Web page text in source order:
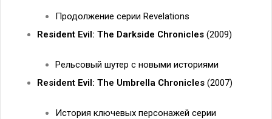
Продолжение серии Revelations
Resident Evil: The Darkside Chronicles (2009)
Рельсовый шутер с новыми историями
Resident Evil: The Umbrella Chronicles (2007)
История ключевых персонажей серии